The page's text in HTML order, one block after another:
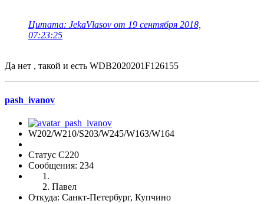
Цитата: JekaVlasov от 19 сентября 2018,
07:23:25
Да нет , такой и есть WDB2020201F126155
pash_ivanov
W202/W210/S203/W245/W163/W164
Статус C220
Сообщения: 234
Павел
Откуда: Санкт-Петербург, Купчино